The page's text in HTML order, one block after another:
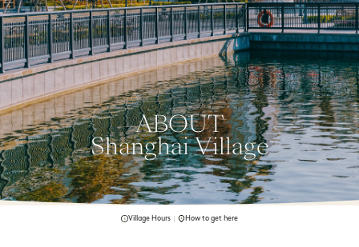
ABOUT
Shanghai Village
Village Hours How to get here